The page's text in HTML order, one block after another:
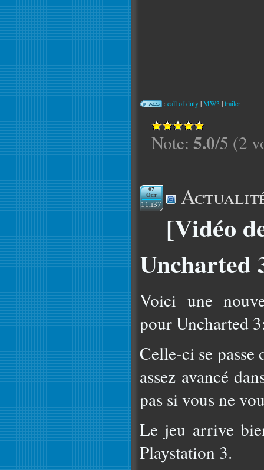
:call of duty|MW3 |trailer
Note: 5.0/5 (2
07
Oct
11h37
[Vidéo
Uncharted
Voici une
pour Uncharted
Celle-ci se passe
assez avancé
pas si vous ne
Le jeu arrive
Playstation 3.